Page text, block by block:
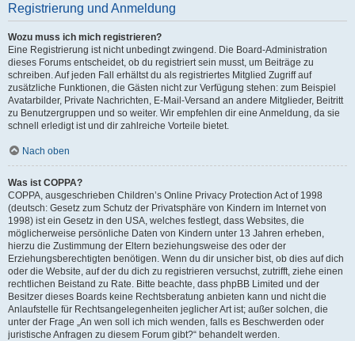
Registrierung und Anmeldung
Wozu muss ich mich registrieren?
Eine Registrierung ist nicht unbedingt zwingend. Die Board-Administration
dieses Forums entscheidet, ob du registriert sein musst, um Beiträge zu
schreiben. Auf jeden Fall erhältst du als registriertes Mitglied Zugriff auf
zusätzliche Funktionen, die Gästen nicht zur Verfügung stehen: zum Beispiel
Avatarbilder, Private Nachrichten, E-Mail-Versand an andere Mitglieder, Beitritt
zu Benutzergruppen und so weiter. Wir empfehlen dir eine Anmeldung, da sie
schnell erledigt ist und dir zahlreiche Vorteile bietet.
Nach oben
Was ist COPPA?
COPPA, ausgeschrieben Children’s Online Privacy Protection Act of 1998
(deutsch: Gesetz zum Schutz der Privatsphäre von Kindern im Internet von
1998) ist ein Gesetz in den USA, welches festlegt, dass Websites, die
möglicherweise persönliche Daten von Kindern unter 13 Jahren erheben,
hierzu die Zustimmung der Eltern beziehungsweise des oder der
Erziehungsberechtigten benötigen. Wenn du dir unsicher bist, ob dies auf dich
oder die Website, auf der du dich zu registrieren versuchst, zutrifft, ziehe einen
rechtlichen Beistand zu Rate. Bitte beachte, dass phpBB Limited und der
Besitzer dieses Boards keine Rechtsberatung anbieten kann und nicht die
Anlaufstelle für Rechtsangelegenheiten jeglicher Art ist; außer solchen, die
unter der Frage „An wen soll ich mich wenden, falls es Beschwerden oder
juristische Anfragen zu diesem Forum gibt?“ behandelt werden.